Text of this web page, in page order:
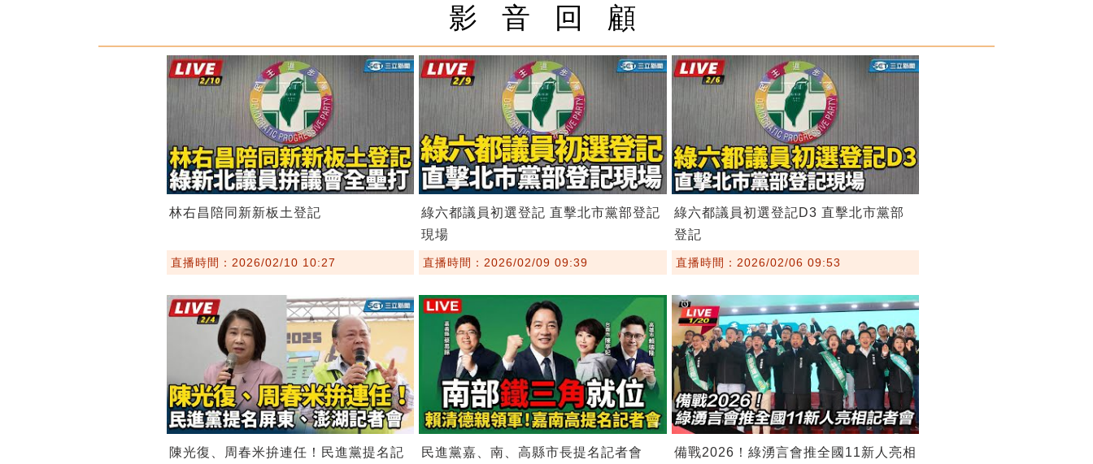
影 音 回 顧
林右昌陪同新新板土登記
直播時間：2026/02/10 10:27
綠六都議員初選登記 直擊北市黨部登記
現場
直播時間：2026/02/09 09:39
綠六都議員初選登記D3 直擊北市黨部
登記
直播時間：2026/02/06 09:53
陳光復、周春米拚連任！民進黨提名記
民進黨嘉、南、高縣市長提名記者會 備戰2026！綠湧言會推全國11新人亮相